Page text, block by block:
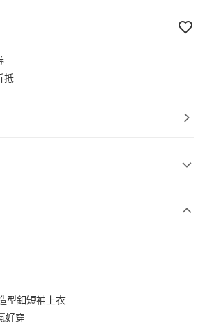
抵
彰化商業銀行
型釦短袖上衣
好穿